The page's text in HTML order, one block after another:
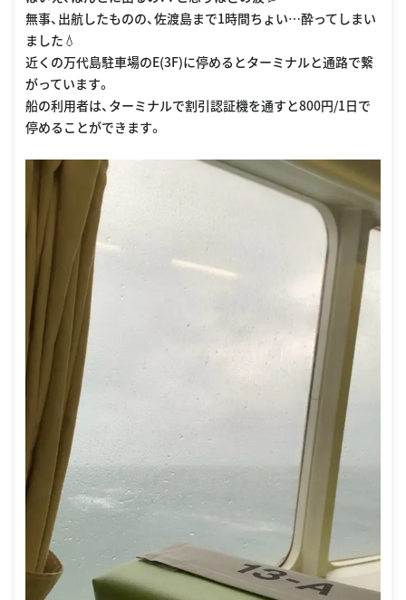
無事、出航したものの、佐渡島まで1時間ちょい…酔ってしまい
ました💧
近くの万代島駐車場のE(3F)に停めるとターミナルと通路で繋
がっています。
船の利用者は、ターミナルで割引認証機を通すと800円/1日で
停めることができます。